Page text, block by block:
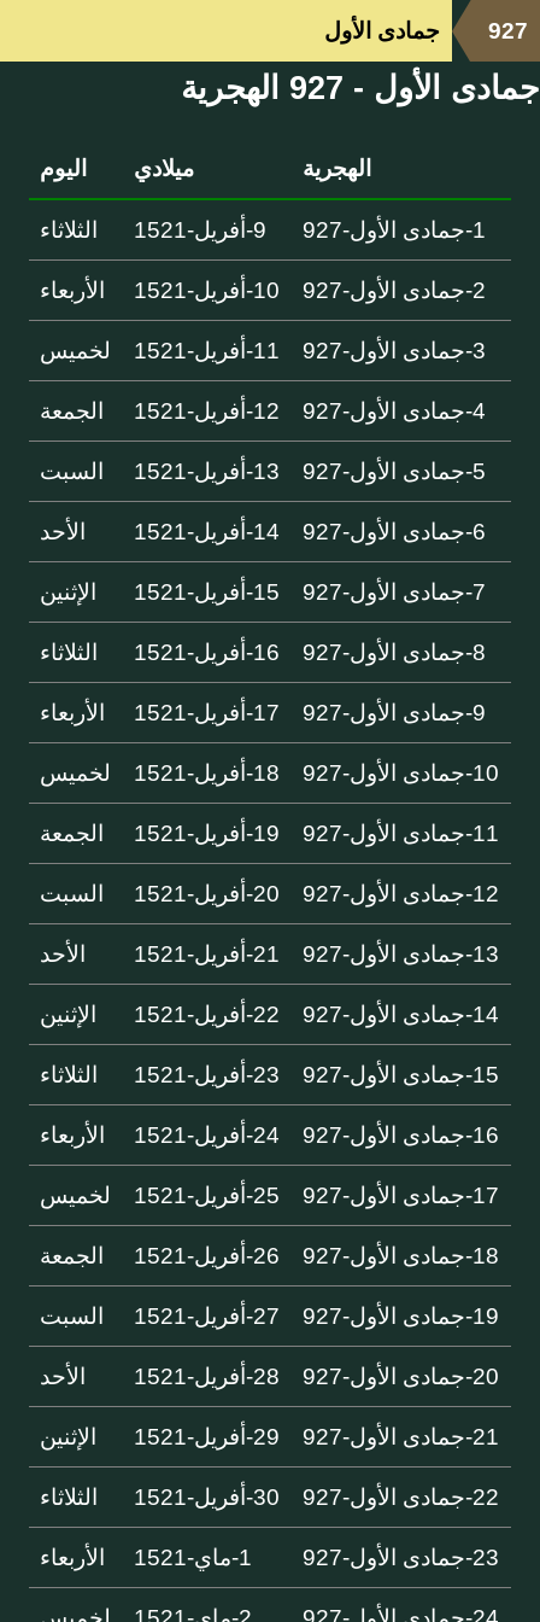
927 جمادى الأول
جمادى الأول - 927 الهجرية
الهجرية ميلادي اليوم
1-جمادى الأول-927 9-أفريل-1521 الثلاثاء
2-جمادى الأول-927 10-أفريل-1521 الأربعاء
3-جمادى الأول-927 11-أفريل-1521 لخميس
4-جمادى الأول-927 12-أفريل-1521 الجمعة
5-جمادى الأول-927 13-أفريل-1521 السبت
6-جمادى الأول-927 14-أفريل-1521 الأحد
7-جمادى الأول-927 15-أفريل-1521 الإثنين
8-جمادى الأول-927 16-أفريل-1521 الثلاثاء
9-جمادى الأول-927 17-أفريل-1521 الأربعاء
10-جمادى الأول-927 18-أفريل-1521 لخميس
11-جمادى الأول-927 19-أفريل-1521 الجمعة
12-جمادى الأول-927 20-أفريل-1521 السبت
13-جمادى الأول-927 21-أفريل-1521 الأحد
14-جمادى الأول-927 22-أفريل-1521 الإثنين
15-جمادى الأول-927 23-أفريل-1521 الثلاثاء
16-جمادى الأول-927 24-أفريل-1521 الأربعاء
17-جمادى الأول-927 25-أفريل-1521 لخميس
18-جمادى الأول-927 26-أفريل-1521 الجمعة
19-جمادى الأول-927 27-أفريل-1521 السبت
20-جمادى الأول-927 28-أفريل-1521 الأحد
21-جمادى الأول-927 29-أفريل-1521 الإثنين
22-جمادى الأول-927 30-أفريل-1521 الثلاثاء
23-جمادى الأول-927 1-ماي-1521 الأربعاء